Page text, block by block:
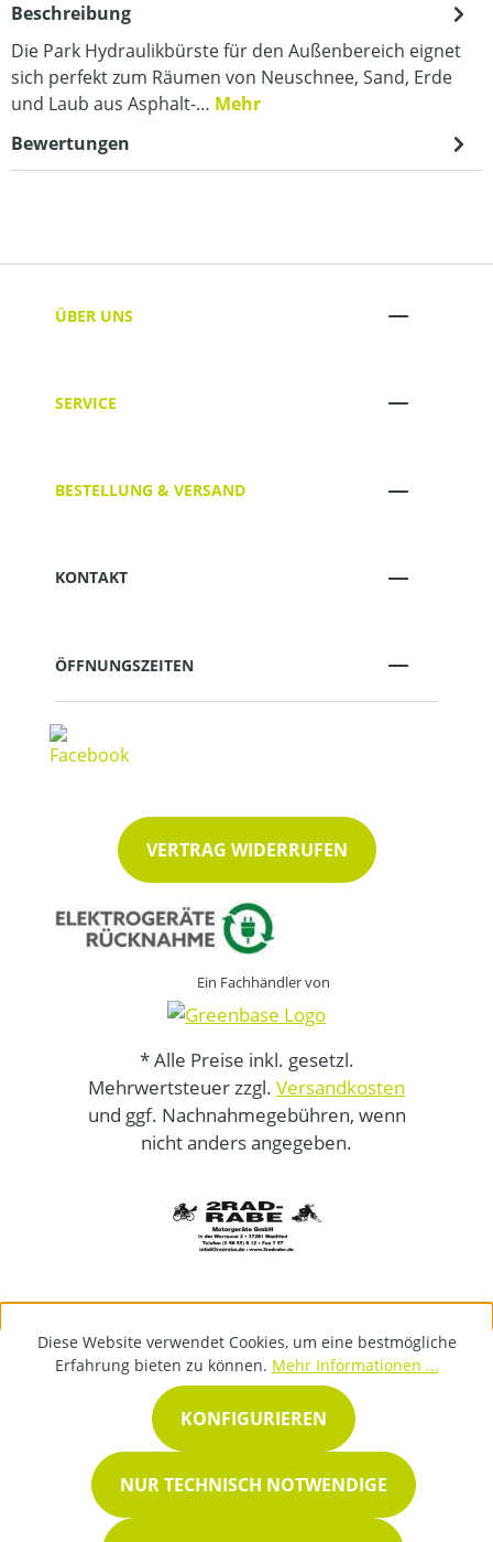
Beschreibung
Die Park Hydraulikbürste für den Außenbereich eignet
sich perfekt zum Räumen von Neuschnee, Sand, Erde
und Laub aus Asphalt-… Mehr
Bewertungen
ÜBER UNS
SERVICE
BESTELLUNG & VERSAND
KONTAKT
ÖFFNUNGSZEITEN
VERTRAG WIDERRUFEN
Ein Fachhändler von
* Alle Preise inkl. gesetzl.
Mehrwertsteuer zzgl. Versandkosten
und ggf. Nachnahmegebühren, wenn
nicht anders angegeben.
Diese Website verwendet Cookies, um eine bestmögliche
Erfahrung bieten zu können. Mehr Informationen ...
NUR TECHNISCH NOTWENDIGE
KONFIGURIEREN